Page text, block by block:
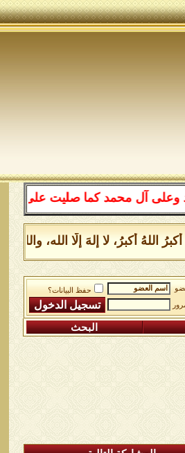
آل محمد كما صليت على إبراهيم
اللهُ أكبرُ، لا إلهَ إلَّا الله،
حفظ البيانات؟
البحث